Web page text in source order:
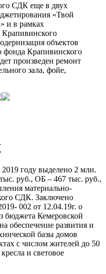
СДК еще в двух
«Твой
и в рамках
объектов
фонда Крапивинского
произведен ремонт
зала, фойе,
году выделено 2 млн.
руб., ОБ – 467 тыс. руб.,
материально-
СДК. Заключено
002 от 12.04.19г. о
бюджета Кемеровской
обеспечение развития и
базы домов
с числом жителей до 50
и световое